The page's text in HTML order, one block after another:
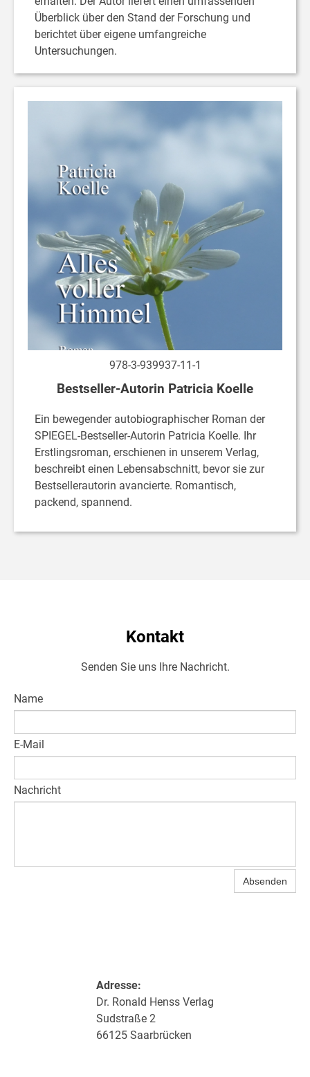
Überblick über den Stand der Forschung und
berichtet über eigene umfangreiche
Untersuchungen.
978-3-939937-11-1
Bestseller-Autorin Patricia Koelle
Ein bewegender autobiographischer Roman der
SPIEGEL-Bestseller-Autorin Patricia Koelle. Ihr
Erstlingsroman, erschienen in unserem Verlag,
beschreibt einen Lebensabschnitt, bevor sie zur
Bestsellerautorin avancierte. Romantisch,
packend, spannend.
Kontakt
Senden Sie uns Ihre Nachricht.
Name
E-Mail
Nachricht
Absenden
Adresse:
Dr. Ronald Henss Verlag
Sudstraße 2
66125 Saarbrücken